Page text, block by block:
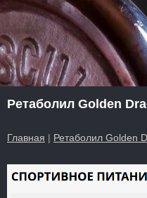
Ретаболил Golden
Главная | Ретаболил Golden